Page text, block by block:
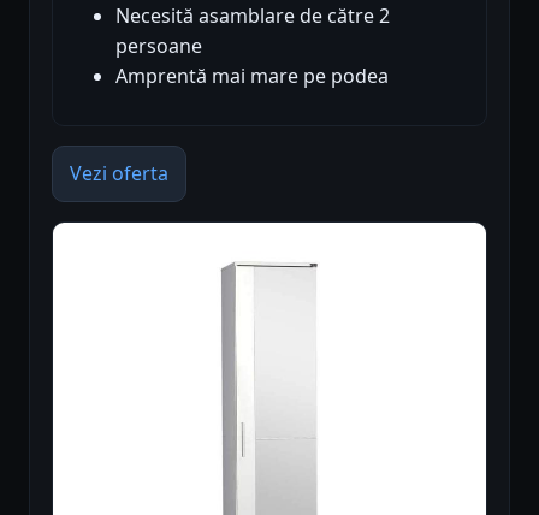
Necesită asamblare de către 2
persoane
Amprentă mai mare pe podea
Vezi oferta